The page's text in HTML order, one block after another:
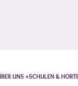
UNS SCHULEN &